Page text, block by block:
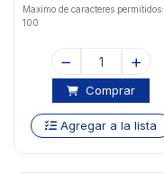
Maximo de caracteres permitidos:
100
Comprar
Agregar a la lista